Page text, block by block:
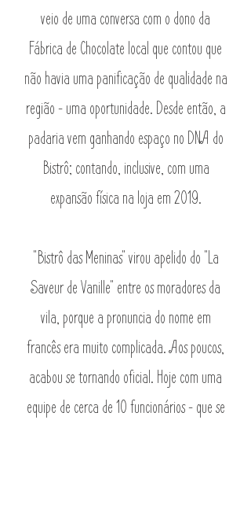
veio de uma conversa com o dono da
Fábrica de Chocolate local que contou que
não havia uma panificação de qualidade na
região - uma oportunidade. Desde então, a
padaria vem ganhando espaço no DNA do
Bistrô; contando, inclusive, com uma
expansão física na loja em 2019.
"Bistrô das Meninas" virou apelido do "La
Saveur de Vanille" entre os moradores da
vila, porque a pronuncia do nome em
francês era muito complicada. Aos poucos,
acabou se tornando oficial. Hoje com uma
equipe de cerca de 10 funcionários - que se